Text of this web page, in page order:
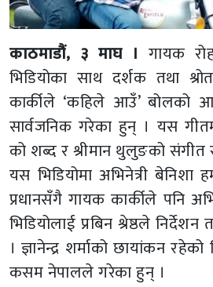
काठमाडौं, ३ माघ । गायक
भिडियोका साथ दर्शक तथा
कार्कीले ‘कहिले आउँ’ बोलको
सार्वजनिक गरेका हुन् । यस
को शब्द र श्रीमान थुलुङको संगीत
यस भिडियोमा अभिनेत्री बेनिशा
प्रधानसँगै गायक कार्कीले पनि
भिडियोलाई प्रबिन श्रेष्ठले
। ज्ञानेन्द्र शर्माको छायांकन
कसम नेपालले गरेका हुन् ।